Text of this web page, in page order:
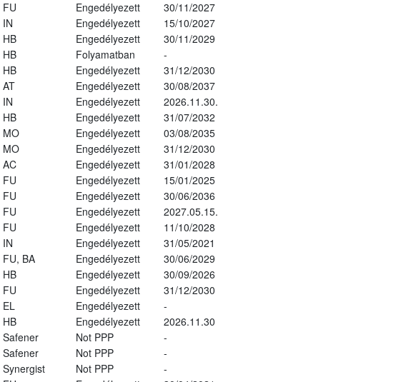
FU Engedélyezett
30/11/2027
IN Engedélyezett
15/10/2027
HB Engedélyezett
30/11/2029
HB Folyamatban
-
HB Engedélyezett
31/12/2030
AT Engedélyezett
30/08/2037
IN Engedélyezett
2026.11.30.
HB Engedélyezett
31/07/2032
MO Engedélyezett
03/08/2035
MO Engedélyezett
31/12/2030
AC Engedélyezett
31/01/2028
FU Engedélyezett
15/01/2025
FU Engedélyezett
30/06/2036
FU Engedélyezett
2027.05.15.
FU Engedélyezett
11/10/2028
IN Engedélyezett
31/05/2021
FU, BA Engedélyezett
30/06/2029
HB Engedélyezett
30/09/2026
FU Engedélyezett
31/12/2030
EL Engedélyezett
-
HB Engedélyezett
2026.11.30
Safener Not PPP
-
Safener Not PPP
-
Synergist Not PPP
-